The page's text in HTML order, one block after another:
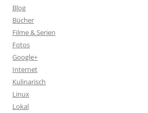
Blog
Bücher
Filme & Serien
Fotos
Google+
Internet
Kulinarisch
Linux
Lokal